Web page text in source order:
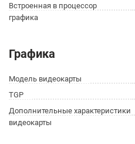
Встроенная в процессор
графика
Графика
Модель видеокарты
TGP
Дополнительные характеристики
видеокарты